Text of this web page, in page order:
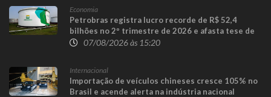
Economia
Petrobras registra lucro recorde de R$ 52,4
bilhões no 2º trimestre de 2026 e afasta tese de
defasagem nos combustíveis
07/08/2026 às 15:20
Internacional
Importação de veículos chineses cresce 105% no
Brasil e acende alerta na indústria nacional